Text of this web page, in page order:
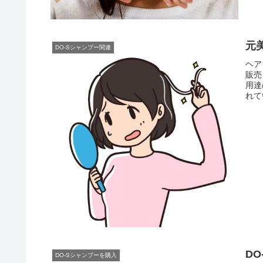
DO-Sシャンプー関連 元
ヘ
販
用
れ
DO-Sシャンプーを購入